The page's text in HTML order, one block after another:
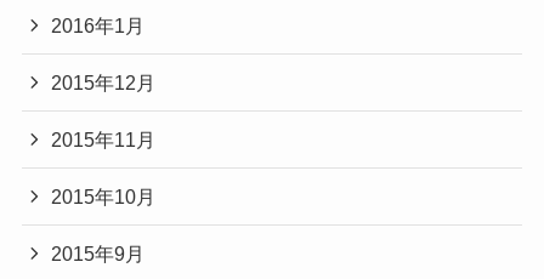
2016年1月
2015年12月
2015年11月
2015年10月
2015年9月